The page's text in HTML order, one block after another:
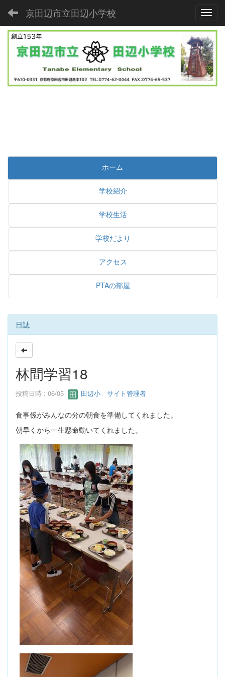
京田辺市立田辺小学校
ホーム
学校紹介
学校生活
学校だより
アクセス
PTAの部屋
日誌
林間学習18
投稿日時 : 06/05 田辺小 サイト管理者
食事係がみんなの分の朝食を準備してくれました。
朝早くから一生懸命動いてくれました。